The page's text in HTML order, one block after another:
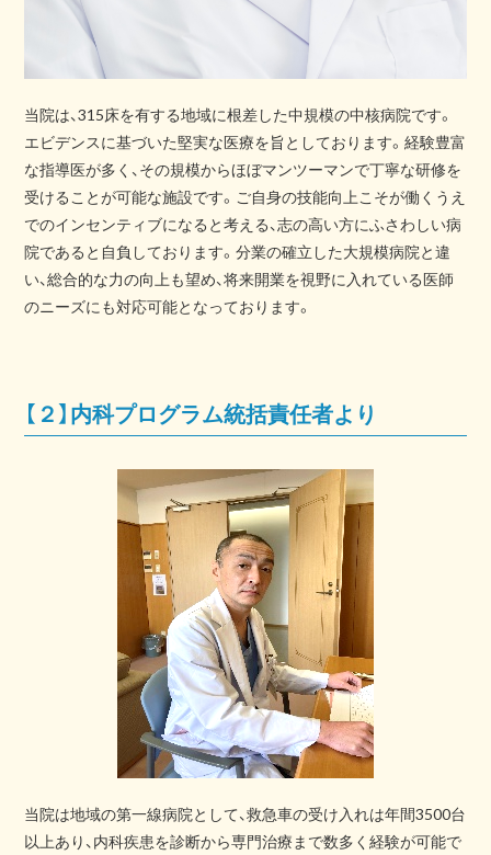
当院は、315床を有する地域に根差した中規模の中核病院です。
エビデンスに基づいた堅実な医療を旨としております。経験豊富
な指導医が多く、その規模からほぼマンツーマンで丁寧な研修を
受けることが可能な施設です。ご自身の技能向上こそが働くうえ
でのインセンティブになると考える、志の高い方にふさわしい病
院であると自負しております。分業の確立した大規模病院と違
い、総合的な力の向上も望め、将来開業を視野に入れている医師
のニーズにも対応可能となっております。
【２】内科プログラム統括責任者より
当院は地域の第一線病院として、救急車の受け入れは年間3500台
以上あり、内科疾患を診断から専門治療まで数多く経験が可能で